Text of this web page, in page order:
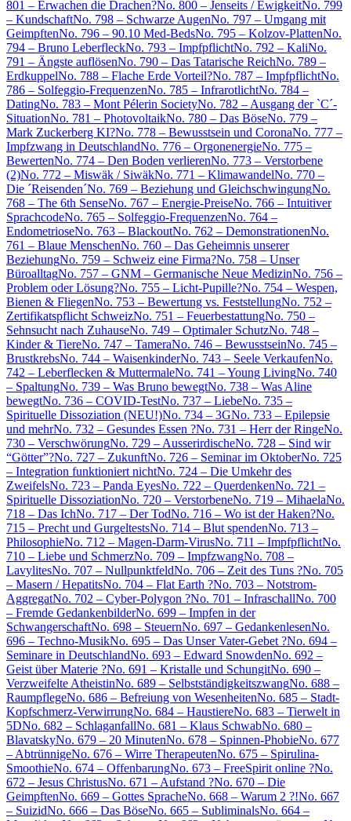
801 – Erwachen die Drachen?No. 800 – Jenseits / EwigkeitNo. 799
– KundschaftNo. 798 – Schwarze AugenNo. 797 – Umgang mit
GeimpftenNo. 796 – 90.10 Med-BedsNo. 795 – Kolzov-PlattenNo.
794 – Bruno LeberfleckNo. 793 – ImpfpflichtNo. 792 – KaliNo.
791 – Ängste auflösenNo. 790 – Das Tatarische ReichNo. 789 –
ErdkuppelNo. 788 – Flache Erde Vorteil?No. 787 – ImpfpflichtNo.
786 – Solfeggio-FrequenzenNo. 785 – InfrarotlichtNo. 784 –
DatingNo. 783 – Mont Pélerin SocietyNo. 782 – Ausgang der `C´-
SituationNo. 781 – PhotovoltaikNo. 780 – Das BöseNo. 779 –
Mark Zuckerberg KI?No. 778 – Bewusstsein und CoronaNo. 777 –
Impfzwang in DeutschlandNo. 776 – OrgonenergieNo. 775 –
BewertenNo. 774 – Den Boden verlierenNo. 773 – Verstorbene
(2)No. 772 – Miswäk / SiwäkNo. 771 – KlimawandelNo. 770 –
Die ´Reisenden´No. 769 – Beziehung und GleichschwingungNo.
768 – The 6th SenseNo. 767 – Energie-PreiseNo. 766 – Intuitiver
SprachcodeNo. 765 – Solfeggio-FrequenzenNo. 764 –
EndometrioseNo. 763 – BlackoutNo. 762 – DemonstrationenNo.
761 – Blaue MenschenNo. 760 – Das Geheimnis unserer
BeziehungNo. 759 – Schweiz eine Firma?No. 758 – Unser
BüroalltagNo. 757 – GNM – Germanische Neue MedizinNo. 756 –
Problem oder Lösung?No. 755 – Licht-Pupille?No. 754 – Wespen,
Bienen & FliegenNo. 753 – Bewertung vs. FeststellungNo. 752 –
Zertifikatspflicht SchweizNo. 751 – FeuerbestattungNo. 750 –
Sehnsucht nach ZuhauseNo. 749 – Optimaler SchutzNo. 748 –
Kinder & TiereNo. 747 – TameraNo. 746 – BewusstseinNo. 745 –
BrustkrebsNo. 744 – WaisenkinderNo. 743 – Seele VerkaufenNo.
742 – Leberflecken & MuttermaleNo. 741 – Young LivingNo. 740
– SpaltungNo. 739 – Was Bruno bewegtNo. 738 – Was Aline
bewegtNo. 736 – COVID-TestNo. 737 – LiebeNo. 735 –
Spirituelle Dissoziation (NEU!)No. 734 – 3GNo. 733 – Epilepsie
und mehrNo. 732 – Gesundes Essen ?No. 731 – Herr der RingeNo.
730 – VerschwörungNo. 729 – AusserirdischeNo. 728 – Sind wir
“Götter”?No. 727 – ZukunftNo. 726 – Seminar im OktoberNo. 725
– Integration funktioniert nichtNo. 724 – Die Umkehr des
ZweifelsNo. 723 – Panda EyesNo. 722 – QuerdenkenNo. 721 –
Spirituelle DissoziationNo. 720 – VerstorbeneNo. 719 – MihaelaNo.
718 – Das IchNo. 717 – Der TodNo. 716 – Wo ist der Haken?No.
715 – Precht und GurgeltestsNo. 714 – Blut spendenNo. 713 –
PhilosophieNo. 712 – Magen-Darm-VirusNo. 711 – ImpfpflichtNo.
710 – Liebe und SchmerzNo. 709 – ImpfzwangNo. 708 –
LavylitesNo. 707 – NullpunktfeldNo. 706 – Zeit des Tuns ?No. 705
– Masern / HepatitsNo. 704 – Flat Earth ?No. 703 – Notstrom-
AggregatNo. 702 – Cyber-Polygon ?No. 701 – InfraschallNo. 700
– Fremde GedankenbilderNo. 699 – Impfen in der
SchwangerschaftNo. 698 – SteuernNo. 697 – GedankenlesenNo.
696 – Techno-MusikNo. 695 – Das Unser Vater-Gebet ?No. 694 –
Seminare in DeutschlandNo. 693 – Edward SnowdenNo. 692 –
Geist über Materie ?No. 691 – Kristalle und SchungitNo. 690 –
Verzweifelte AtheistinNo. 689 – SelbstständigkeitszwangNo. 688 –
RaumpflegeNo. 686 – Befreiung von WesenheitenNo. 685 – Stadt-
Kopfschmerz-VerwirrungNo. 684 – HaustiereNo. 683 – Tierwelt in
5DNo. 682 – SchlaganfallNo. 681 – Klaus SchwabNo. 680 –
BlavatskyNo. 679 – 20 MinutenNo. 678 – Spinnen-PhobieNo. 677
– AbtrünnigeNo. 676 – Wirre TherapeutenNo. 675 – Spirulina-
SmoothieNo. 674 – OffenbarungNo. 673 – FreeSpirit online ?No.
672 – Jesus ChristusNo. 671 – Aufstand ?No. 670 – Die
GeimpftenNo. 669 – Gottes SpracheNo. 668 – Warum 2 ?!No. 667
– SuizidNo. 666 – Das BöseNo. 665 – SubliminalsNo. 664 –